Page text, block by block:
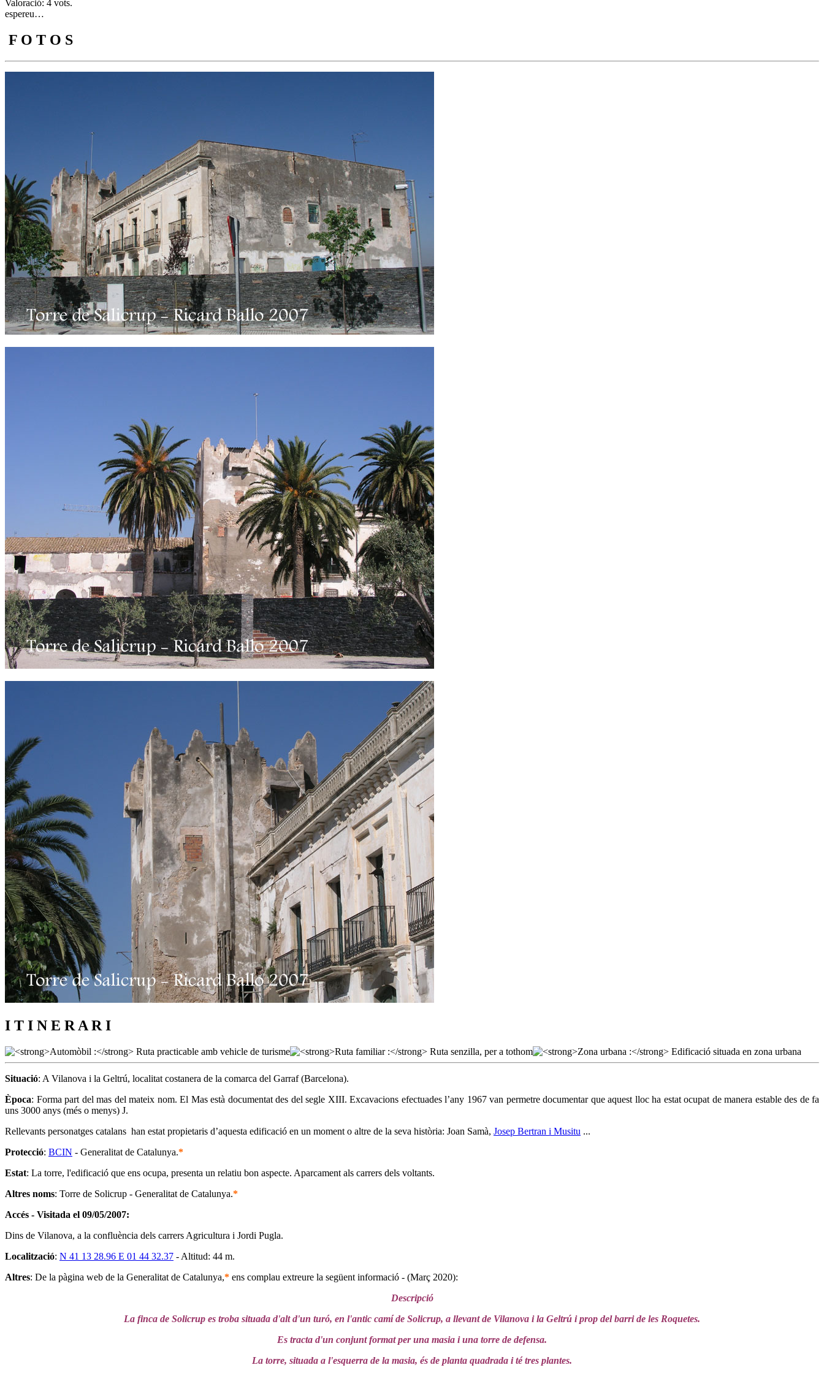
Valoració: 4 vots.
espereu…
F O T O S
I T I N E R A R I
Situació: A Vilanova i la Geltrú, localitat costanera de la comarca del Garraf (Barcelona).
Època: Forma part del mas del mateix nom. El Mas està documentat des del segle XIII. Excavacions efectuades l’any 1967 van permetre documentar que aquest lloc ha estat ocupat de manera estable des de fa
uns 3000 anys (més o menys) J.
Rellevants personatges catalans han estat propietaris d’aquesta edificació en un moment o altre de la seva història: Joan Samà, Josep Bertran i Musitu ...
Protecció: BCIN - Generalitat de Catalunya.*
Estat: La torre, l'edificació que ens ocupa, presenta un relatiu bon aspecte. Aparcament als carrers dels voltants.
Altres noms: Torre de Solicrup - Generalitat de Catalunya.*
Accés - Visitada el 09/05/2007:
Dins de Vilanova, a la confluència dels carrers Agricultura i Jordi Pugla.
Localització: N 41 13 28.96 E 01 44 32.37 - Altitud: 44 m.
Altres: De la pàgina web de la Generalitat de Catalunya,* ens complau extreure la següent informació - (Març 2020):
Descripció
La finca de Solicrup es troba situada d'alt d'un turó, en l'antic camí de Solicrup, a llevant de Vilanova i la Geltrú i prop del barri de les Roquetes.
Es tracta d'un conjunt format per una masia i una torre de defensa.
La torre, situada a l'esquerra de la masia, és de planta quadrada i té tres plantes.